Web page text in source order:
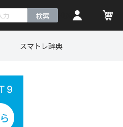
スマトレ辞典